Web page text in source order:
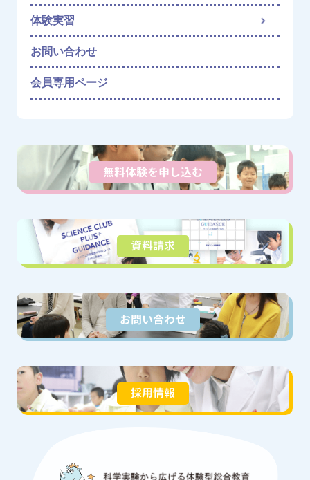
体験実習
お問い合わせ
会員専用ページ
無料体験を申し込む
資料請求
お問い合わせ
採用情報